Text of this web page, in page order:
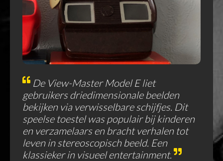
De View-Master Model E liet
gebruikers driedimensionale beelden
bekijken via verwisselbare schijfjes. Dit
speelse toestel was populair bij kinderen
en verzamelaars en bracht verhalen tot
leven in stereoscopisch beeld. Een
klassieker in visueel entertainment.